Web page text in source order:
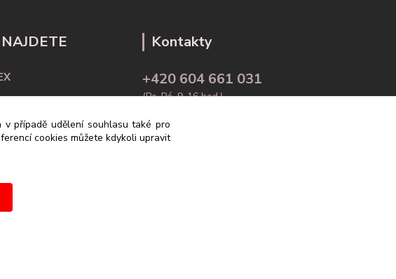
Kontakty
+420 604 661 031
(Po-Pá, 9-16 hod.)
info@rodex.cz
v případě udělení souhlasu také pro
cookies můžete kdykoli upravit